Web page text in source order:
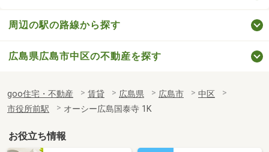
周辺の駅の路線から探す
広島県広島市中区の不動産を探す
goo住宅・不動産 賃貸 広島県 広島市
中区
市役所前駅
オーシー広島国泰寺 1K
お役立ち情報